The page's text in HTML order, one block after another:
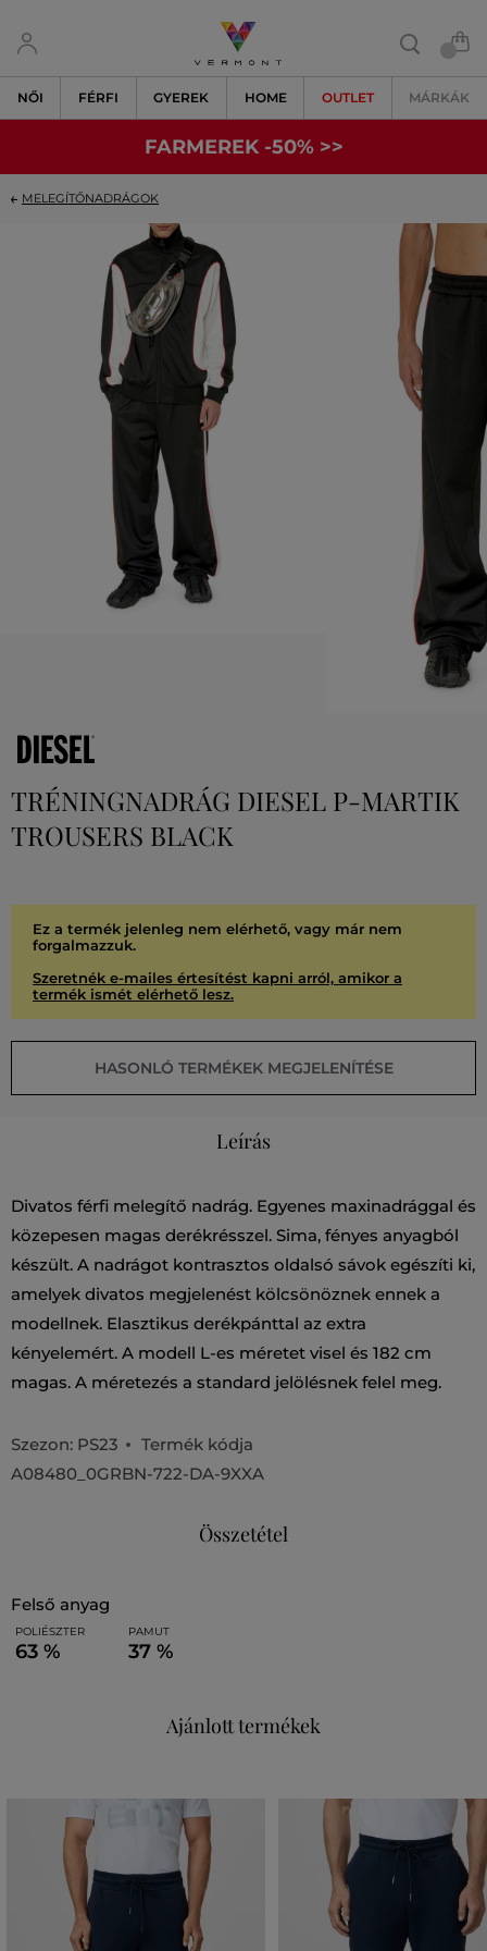
NŐI FÉRFI GYEREK HOME OUTLET MÁRKÁK
FARMEREK -50% >>
MELEGÍTŐNADRÁGOK
TRÉNINGNADRÁG DIESEL P-MARTIK
TROUSERS BLACK
Ez a termék jelenleg nem elérhető, vagy már nem
forgalmazzuk.
Szeretnék e-mailes értesítést kapni arról, amikor a
termék ismét elérhető lesz.
HASONLÓ TERMÉKEK MEGJELENÍTÉSE
Leírás
Divatos férfi melegítő nadrág. Egyenes maxinadrággal és
közepesen magas derékrésszel. Sima, fényes anyagból
készült. A nadrágot kontrasztos oldalsó sávok egészíti ki,
amelyek divatos megjelenést kölcsönöznek ennek a
modellnek. Elasztikus derékpánttal az extra
kényelemért. A modell L-es méretet visel és 182 cm
magas. A méretezés a standard jelölésnek felel meg.
Szezon: PS23
Termék kódja
A08480_0GRBN-722-DA-9XXA
Összetétel
felső anyag
POLIÉSZTER
63 %
PAMUT
37 %
Ajánlott termékek